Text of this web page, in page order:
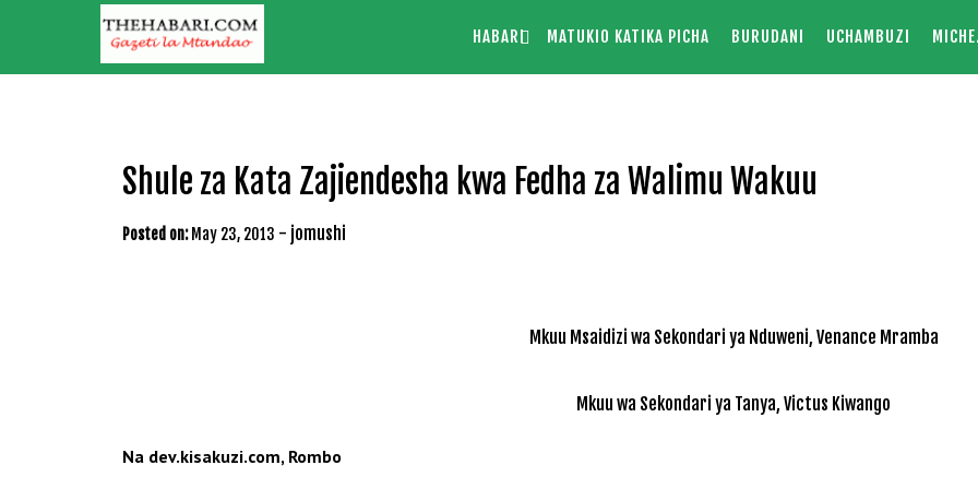
HABARI MATUKIO KATIKA PICHA BURUDANI UCHAMBUZI
Shule za Kata Zajiendesha kwa Fedha za Walimu Wakuu
Posted on: May 23, 2013 - jomushi
Mkuu Msaidizi wa Sekondari ya Nduweni, Venance Mramba
Mkuu wa Sekondari ya Tanya, Victus Kiwango
Na dev.kisakuzi.com, Rombo